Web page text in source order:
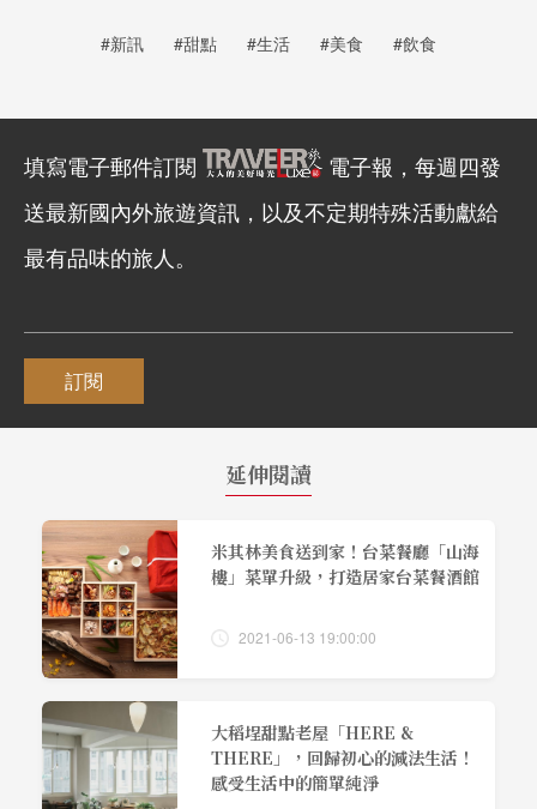
#新訊 #甜點 #生活 #美食 #飲食
填寫電子郵件訂閱
電子報，每週四發
送最新國內外旅遊資訊，以及不定期特殊活動獻給
最有品味的旅人。
訂閱
延伸閱讀
米其林美食送到家！台菜餐廳「山海
樓」菜單升級，打造居家台菜餐酒館
2021-06-13 19:00:00
大稻埕甜點老屋「HERE &
THERE」，回歸初心的減法生活！
感受生活中的簡單純淨